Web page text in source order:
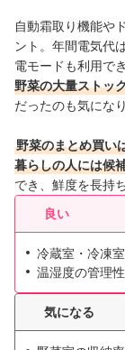
自動霜取り機能や
ント。年間電気代
電モードも利用で
野菜の大量ストッ
だったのも気にな
野菜のまとめ買い
暮らしの人には候
でき、鮮度を長持
良い
冷蔵室・冷凍
温湿度の管理
気になる